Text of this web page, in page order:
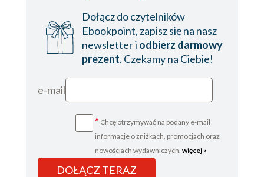
Dołącz do czytelników
Ebookpoint, zapisz się na nasz
newsletter i odbierz darmowy
prezent. Czekamy na Ciebie!
e-mail
* Chcę otrzymywać na podany e-mail
informacje o zniżkach, promocjach oraz
nowościach wydawniczych. więcej »
DOŁĄCZ TERAZ